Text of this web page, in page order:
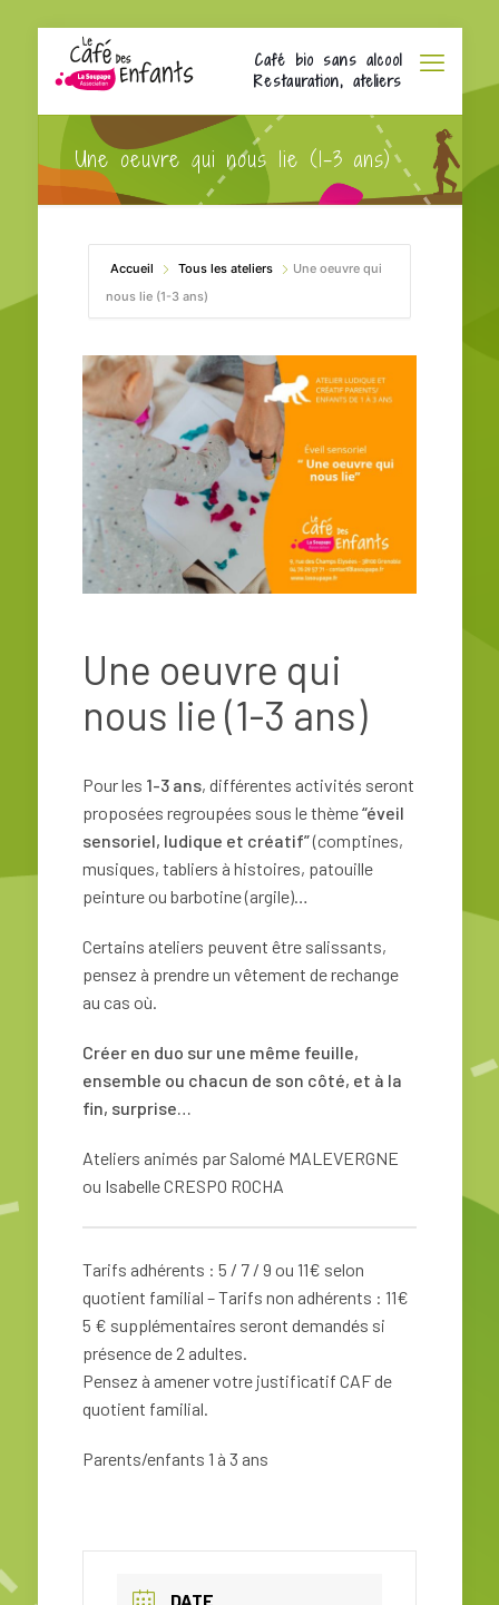
Café bio sans alcool
Restauration, ateliers
Une oeuvre qui nous lie (1-3 ans)
Accueil Tous les ateliers
Une oeuvre qui
nous lie (1-3 ans)
Une oeuvre qui
nous lie (1-3 ans)
Pour les 1-3 ans, différentes activités seront
proposées regroupées sous le thème“éveil
sensoriel, ludique et créatif”(comptines,
musiques, tabliers à histoires, patouille
peinture ou barbotine (argile)…
Certains ateliers peuvent être salissants,
pensez à prendre un vêtement de rechange
au cas où.
Créer en duo sur une même feuille,
ensemble ou chacun de son côté, et à la
fin, surprise…
Ateliers animés par Salomé MALEVERGNE
ou Isabelle CRESPO ROCHA
Tarifs adhérents : 5 / 7 / 9 ou 11€ selon
quotient familial – Tarifs non adhérents : 11€
5 € supplémentaires seront demandés si
présence de 2 adultes.
Pensez à amener votre justificatif CAF de
quotient familial.
Parents/enfants 1 à 3 ans
DATE